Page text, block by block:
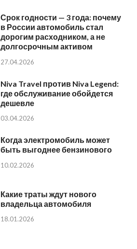
Срок годности — 3 года: почему
в России автомобиль стал
дорогим расходником, а не
долгосрочным активом
27.04.2026
Niva Travel против Niva Legend:
где обслуживание обойдется
дешевле
03.04.2026
Когда электромобиль может
быть выгоднее бензинового
10.02.2026
Какие траты ждут нового
владельца автомобиля
18.01.2026